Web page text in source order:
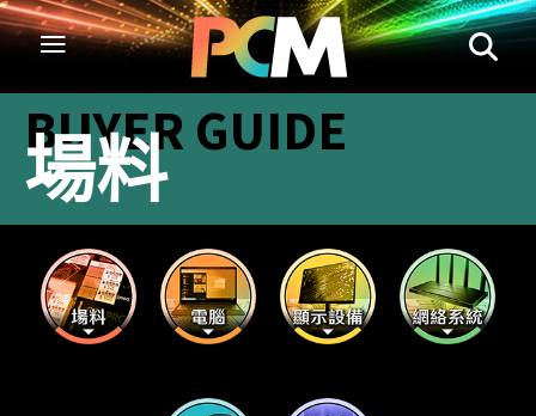
BUYER GUIDE
場料